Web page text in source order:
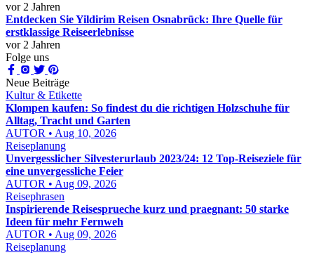
vor 2 Jahren
Entdecken Sie Yildirim Reisen Osnabrück: Ihre Quelle für
erstklassige Reiseerlebnisse
vor 2 Jahren
Folge uns
Neue Beiträge
Kultur & Etikette
Klompen kaufen: So findest du die richtigen Holzschuhe für
Alltag, Tracht und Garten
AUTOR • Aug 10, 2026
Reiseplanung
Unvergesslicher Silvesterurlaub 2023/24: 12 Top-Reiseziele für
eine unvergessliche Feier
AUTOR • Aug 09, 2026
Reisephrasen
Inspirierende Reisesprueche kurz und praegnant: 50 starke
Ideen für mehr Fernweh
AUTOR • Aug 09, 2026
Reiseplanung